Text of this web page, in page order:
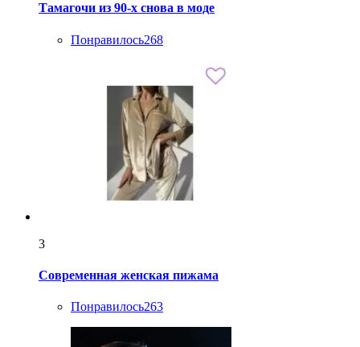
Тамагочи из 90-х снова в моде
Понравилось268
3
Современная женская пижама
Понравилось263